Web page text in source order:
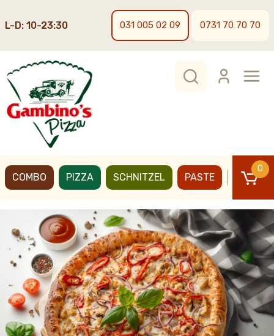
L-D: 10-23:30 031 005 02 09 0731 70 70 70
COMBO PIZZA SCHNITZEL PASTE BURGERI
0